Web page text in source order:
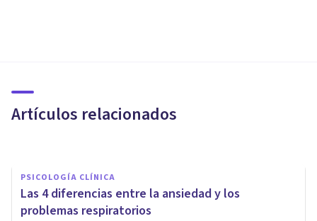
Artículos relacionados
las fobias y las obsesiones
PSICOLOGÍA CLÍNICA
Las 4 diferencias entre la ansiedad y los
problemas respiratorios